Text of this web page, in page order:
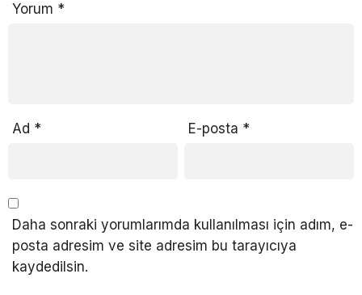
Yorum *
Ad * E-posta *
Daha sonraki yorumlarımda kullanılması için adım, e-
posta adresim ve site adresim bu tarayıcıya
kaydedilsin.